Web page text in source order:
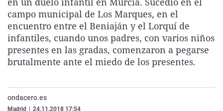
La rosa de los vientos
Gente viajera
Como el perro y el
Caso
Retornados
Equipo de
Operación Viuda
Extremadura
Galicia
La Rioja
Navarra
Virales
Televisión
Elecciones
campo municipal de Los Marques, en el
encuentro entre el Beniaján y el Lorquí de
infantiles, cuando unos padres, con varios niños
presentes en las gradas, comenzaron a pegarse
brutalmente ante el miedo de los presentes.
ondacero.es
Madrid 24.11.2018 17:54